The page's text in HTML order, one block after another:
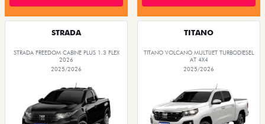
STRADA
STRADA FREEDOM CABINE PLUS 1.3 FLEX
2026
2025/2026
TITANO
TITANO VOLCANO MULTIJET TURBODIESEL
AT 4X4
2025/2026